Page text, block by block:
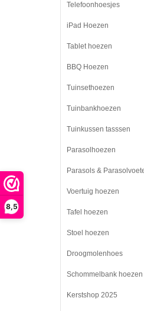
8,5
Telefoonhoesjes
iPad Hoezen
Tablet hoezen
BBQ Hoezen
Tuinsethoezen
Tuinbankhoezen
Tuinkussen tasssen
Parasolhoezen
Parasols &
Voertuig hoezen
Tafel hoezen
Stoel hoezen
Droogmolenhoes
Schommelbank hoezen
Kerstshop 2025